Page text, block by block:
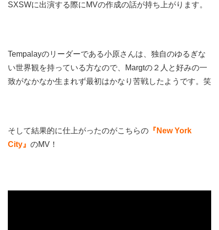
SXSWに出演する際にMVの作成の話が持ち上がります。
Tempalayのリーダーである小原さんは、独自のゆるぎな
い世界観を持っている方なので、Margtの２人と好みの一
致がなかなか生まれず最初はかなり苦戦したようです。笑
そして結果的に仕上がったのがこちらの 『New York
City』 のMV！